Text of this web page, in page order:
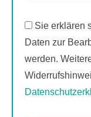
Sie erklären
Daten zur
werden.